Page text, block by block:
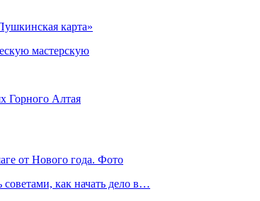
карта»
мастерскую
Горного Алтая
от Нового года. Фото
как начать дело в…